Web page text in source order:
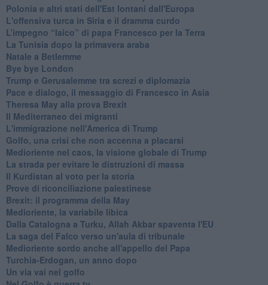
Polonia e altri stati dell'Est lontani dall'Europa
L'offensiva turca in Siria e il dramma curdo
L’impegno “laico” di papa Francesco per la Terra
La Tunisia dopo la primavera araba
Natale a Betlemme
Bye bye London
Trump e Gerusalemme tra screzi e diplomazia
Pace e dialogo, il messaggio di Francesco in Asia
Theresa May alla prova Brexit
Il Mediterraneo dei migranti
L'immigrazione nell'America di Trump
Golfo, una crisi che non accenna a placarsi
Medioriente nel caos, la visione globale di Trump
La strada per evitare le distruzioni di massa
Il Kurdistan al voto per la storia
Prove di riconciliazione palestinese
Brexit: il programma della May
Medioriente, la variabile libica
Dalla Catalogna a Turku, Allah Akbar spaventa l'EU
La saga del Falco verso un'aula di tribunale
Medioriente sordo anche all'appello del Papa
Turchia-Erdogan, un anno dopo
Un via vai nel golfo